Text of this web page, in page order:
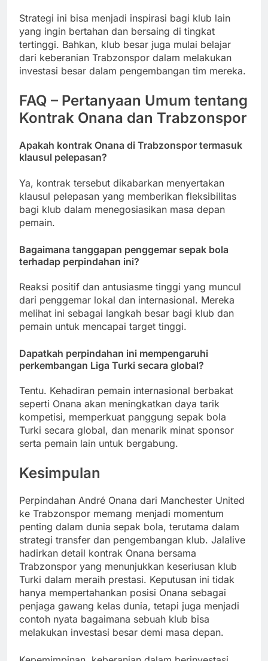
Strategi ini bisa menjadi inspirasi bagi klub lain
yang ingin bertahan dan bersaing di tingkat
tertinggi. Bahkan, klub besar juga mulai belajar
dari keberanian Trabzonspor dalam melakukan
investasi besar dalam pengembangan tim mereka.
FAQ – Pertanyaan Umum tentang
Kontrak Onana dan Trabzonspor
Apakah kontrak Onana di Trabzonspor termasuk
klausul pelepasan?
Ya, kontrak tersebut dikabarkan menyertakan
klausul pelepasan yang memberikan fleksibilitas
bagi klub dalam menegosiasikan masa depan
pemain.
Bagaimana tanggapan penggemar sepak bola
terhadap perpindahan ini?
Reaksi positif dan antusiasme tinggi yang muncul
dari penggemar lokal dan internasional. Mereka
melihat ini sebagai langkah besar bagi klub dan
pemain untuk mencapai target tinggi.
Dapatkah perpindahan ini mempengaruhi
perkembangan Liga Turki secara global?
Tentu. Kehadiran pemain internasional berbakat
seperti Onana akan meningkatkan daya tarik
kompetisi, memperkuat panggung sepak bola
Turki secara global, dan menarik minat sponsor
serta pemain lain untuk bergabung.
Kesimpulan
Perpindahan André Onana dari Manchester United
ke Trabzonspor memang menjadi momentum
penting dalam dunia sepak bola, terutama dalam
strategi transfer dan pengembangan klub. Jalalive
hadirkan detail kontrak Onana bersama
Trabzonspor yang menunjukkan keseriusan klub
Turki dalam meraih prestasi. Keputusan ini tidak
hanya mempertahankan posisi Onana sebagai
penjaga gawang kelas dunia, tetapi juga menjadi
contoh nyata bagaimana sebuah klub bisa
melakukan investasi besar demi masa depan.